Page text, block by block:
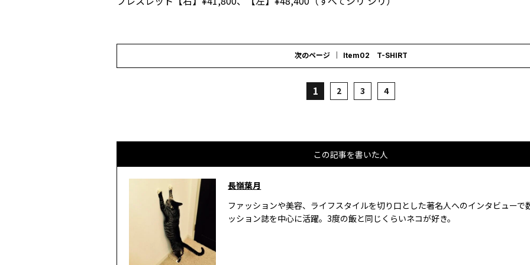
次のページ Item02 T-SHIRT
1 2 3 4
この記事を書いた人
長嶺葉月
ファッションや美容、ライフスタイルを切り口とした著名人へのインタビューで
ッション誌を中心に活躍。3度の飯と同じくらいネコが好き。